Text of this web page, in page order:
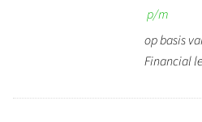
p/m
op basis
Financial